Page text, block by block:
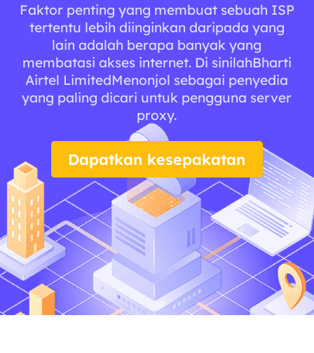
Faktor penting yang membuat sebuah ISP
tertentu lebih diinginkan daripada yang
lain adalah berapa banyak yang
membatasi akses internet. Di sinilahBharti
Airtel LimitedMenonjol sebagai penyedia
yang paling dicari untuk pengguna server
proxy.
Dapatkan kesepakatan